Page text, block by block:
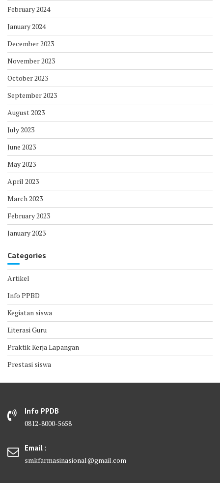
February 2024
January 2024
December 2023
November 2023
October 2023
September 2023
August 2023
July 2023
June 2023
May 2023
April 2023
March 2023
February 2023
January 2023
Categories
Artikel
Info PPBD
Kegiatan siswa
Literasi Guru
Praktik Kerja Lapangan
Prestasi siswa
Info PPDB
0812-8000-5658
Email :
smkfarmasinasional@gmail.com